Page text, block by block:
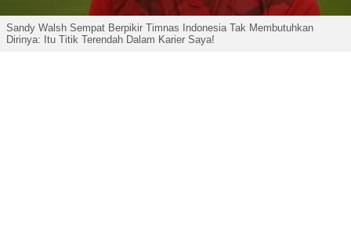
Sandy Walsh Sempat Berpikir Timnas Indonesia Tak Membutuhkan
Dirinya: Itu Titik Terendah Dalam Karier Saya!